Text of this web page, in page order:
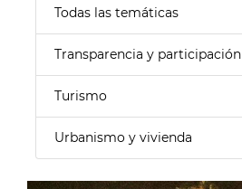
Todas las temáticas
Transparencia y participación
Turismo
Urbanismo y vivienda